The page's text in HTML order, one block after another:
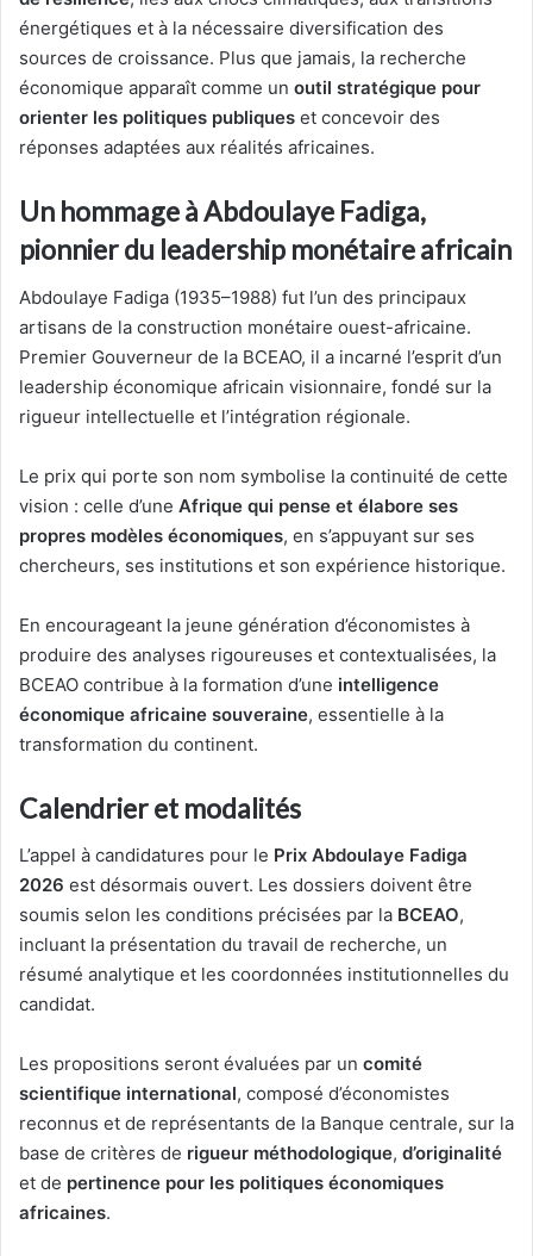
énergétiques et à la nécessaire diversification des
sources de croissance. Plus que jamais, la recherche
économique apparaît comme un outil stratégique pour
orienter les politiques publiques et concevoir des
réponses adaptées aux réalités africaines.
Un hommage à Abdoulaye Fadiga,
pionnier du leadership monétaire africain
Abdoulaye Fadiga (1935–1988) fut l’un des principaux
artisans de la construction monétaire ouest-africaine.
Premier Gouverneur de la BCEAO, il a incarné l’esprit d’un
leadership économique africain visionnaire, fondé sur la
rigueur intellectuelle et l’intégration régionale.
Le prix qui porte son nom symbolise la continuité de cette
vision : celle d’une Afrique qui pense et élabore ses
propres modèles économiques, en s’appuyant sur ses
chercheurs, ses institutions et son expérience historique.
En encourageant la jeune génération d’économistes à
produire des analyses rigoureuses et contextualisées, la
BCEAO contribue à la formation d’une intelligence
économique africaine souveraine, essentielle à la
transformation du continent.
Calendrier et modalités
L’appel à candidatures pour le Prix Abdoulaye Fadiga
2026 est désormais ouvert. Les dossiers doivent être
soumis selon les conditions précisées par la BCEAO,
incluant la présentation du travail de recherche, un
résumé analytique et les coordonnées institutionnelles du
candidat.
Les propositions seront évaluées par un comité
scientifique international, composé d’économistes
reconnus et de représentants de la Banque centrale, sur la
base de critères de rigueur méthodologique, d’originalité
et de pertinence pour les politiques économiques
africaines.